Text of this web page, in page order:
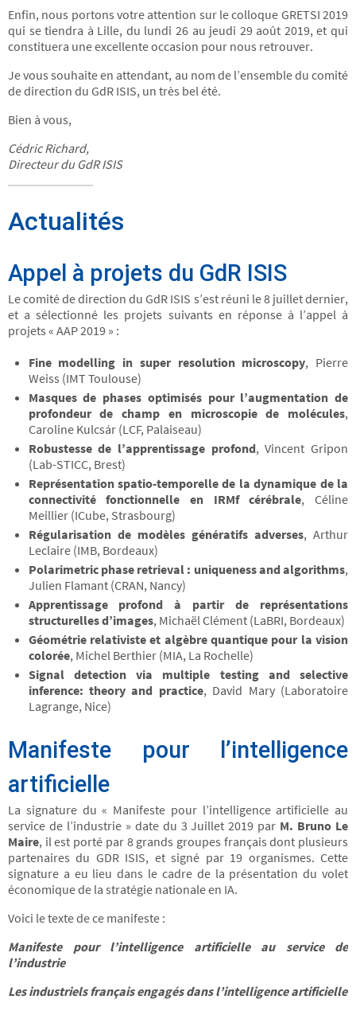
Enfin, nous portons votre attention sur le colloque GRETSI 2019
qui se tiendra à Lille, du lundi 26 au jeudi 29 août 2019, et qui
constituera une excellente occasion pour nous retrouver.
Je vous souhaite en attendant, au nom de l’ensemble du comité
de direction du GdR ISIS, un très bel été.
Bien à vous,
Cédric Richard,
Directeur du GdR ISIS
Actualités
Appel à projets du GdR ISIS
Le comité de direction du GdR ISIS s’est réuni le 8 juillet dernier,
et a sélectionné les projets suivants en réponse à l’appel à
projets « AAP 2019 » :
Fine modelling in super resolution microscopy, Pierre
Weiss (IMT Toulouse)
Masques de phases optimisés pour l’augmentation de
profondeur de champ en microscopie de molécules,
Caroline Kulcsár (LCF, Palaiseau)
Robustesse de l’apprentissage profond, Vincent Gripon
(Lab-STICC, Brest)
Représentation spatio-temporelle de la dynamique de la
connectivité fonctionnelle en IRMf cérébrale, Céline
Meillier (ICube, Strasbourg)
Régularisation de modèles génératifs adverses, Arthur
Leclaire (IMB, Bordeaux)
Polarimetric phase retrieval : uniqueness and algorithms,
Julien Flamant (CRAN, Nancy)
Apprentissage profond à partir de représentations
structurelles d’images, Michaël Clément (LaBRI, Bordeaux)
Géométrie relativiste et algèbre quantique pour la vision
colorée, Michel Berthier (MIA, La Rochelle)
Signal detection via multiple testing and selective
inference: theory and practice, David Mary (Laboratoire
Lagrange, Nice)
Manifeste pour l’intelligence
artificielle
La signature du « Manifeste pour l’intelligence artificielle au
service de l’industrie » date du 3 Juillet 2019 par M. Bruno Le
Maire, il est porté par 8 grands groupes français dont plusieurs
partenaires du GDR ISIS, et signé par 19 organismes. Cette
signature a eu lieu dans le cadre de la présentation du volet
économique de la stratégie nationale en IA.
Voici le texte de ce manifeste :
Manifeste pour l’intelligence artificielle au service de
l’industrie
Les industriels français engagés dans l’intelligence artificielle